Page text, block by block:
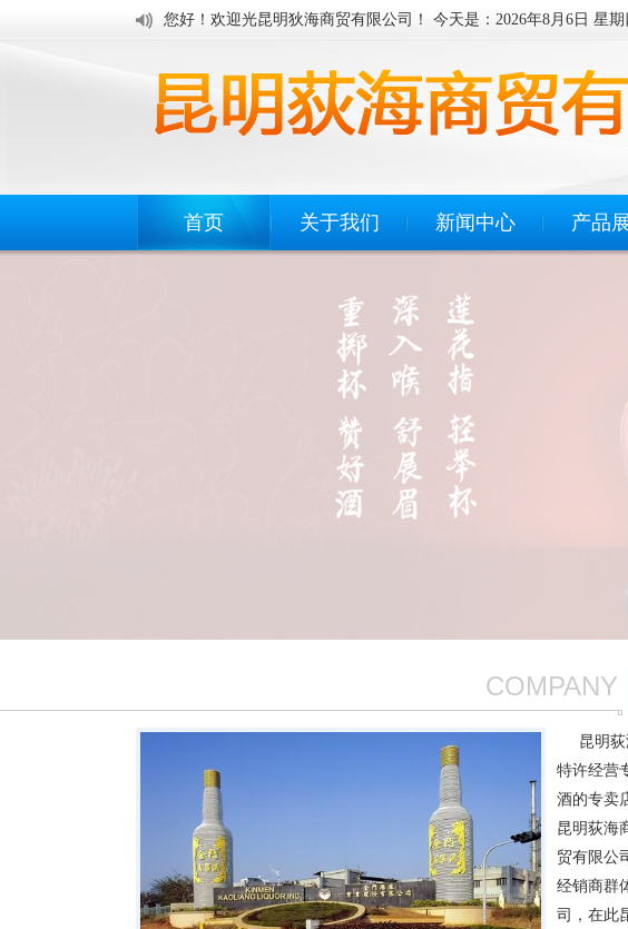
您好！欢迎光昆明狄海商贸有限公司！ 今天是： 2026年8月6日 星期
首页 关于我们 新闻中心 产品
COMPANY
昆明荻
特许经营
酒的专卖
昆明荻海
贸有限公
经销商群
司，在此